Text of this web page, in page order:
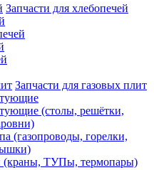
Запчасти для хлебопечей
Запчасти для газовых плит
(столы, решётки,
(газопроводы, горелки,
(краны, ТУПы, термопары)